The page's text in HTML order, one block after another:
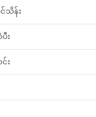
သိန်း
း
း